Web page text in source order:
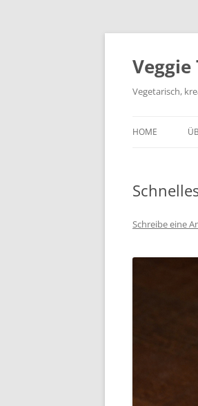
Zum
Veggie
Vegetarisch,
HOME
Schreibe eine